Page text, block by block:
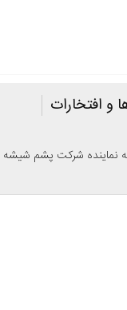
و افتخارات
به نماینده شرکت پشم شیشه